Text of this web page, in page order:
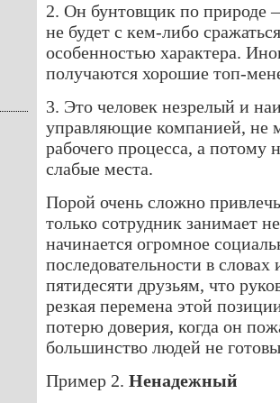
2. Он бунтовщик по природе –
не будет с кем-либо
особенностью характера.
получаются хорошие топ-
3. Это человек незрелый и
управляющие компанией, не
рабочего процесса, а потому
слабые места.
Порой очень сложно
только сотрудник занимает
начинается огромное
последовательности в
пятидесяти друзьям, что
резкая перемена этой
потерю доверия, когда он
большинство людей не
Пример 2. Ненадежный